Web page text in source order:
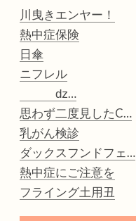
川曳きエンヤー！
熱中症保険
日傘
ニフレル
ǳ…
思わず二度見したC…
乳がん検診
ダックスフンドフェ…
熱中症にご注意を
フライング土用丑